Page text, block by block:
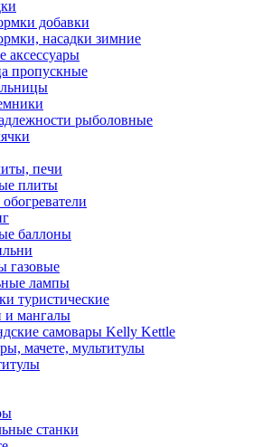
добавки
насадки зимние
аксессуары
пропускные
рыболовные
печи
плиты
баллоны
газовые
лампы
туристические
и мангалы
самовары Kelly Kettle
мачете, мультитулы
станки